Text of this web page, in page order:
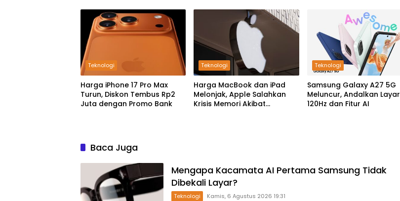
Teknologi
Harga iPhone 17 Pro Max
Turun, Diskon Tembus Rp2
Juta dengan Promo Bank
Teknologi
Harga MacBook dan iPad
Melonjak, Apple Salahkan
Krisis Memori Akibat
Teknologi
Samsung Galaxy A27 5G
Meluncur, Andalkan Layar
120Hz dan Fitur AI
Baca Juga
Mengapa Kacamata AI Pertama Samsung Tidak
Dibekali Layar?
Teknologi Kamis, 6 Agustus 2026 19:31